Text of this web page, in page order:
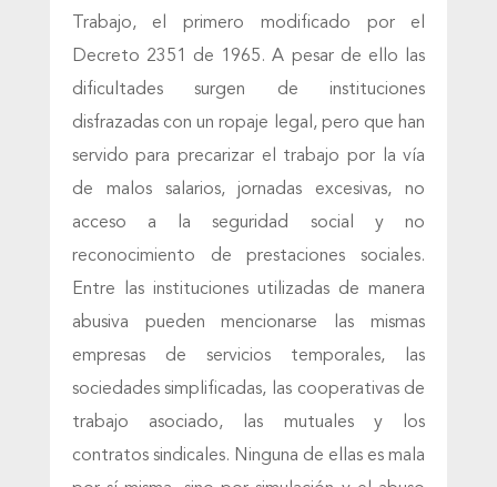
Trabajo, el primero modificado por el
Decreto 2351 de 1965. A pesar de ello las
dificultades surgen de instituciones
disfrazadas con un ropaje legal, pero que han
servido para precarizar el trabajo por la vía
de malos salarios, jornadas excesivas, no
acceso a la seguridad social y no
reconocimiento de prestaciones sociales.
Entre las instituciones utilizadas de manera
abusiva pueden mencionarse las mismas
empresas de servicios temporales, las
sociedades simplificadas, las cooperativas de
trabajo asociado, las mutuales y los
contratos sindicales. Ninguna de ellas es mala